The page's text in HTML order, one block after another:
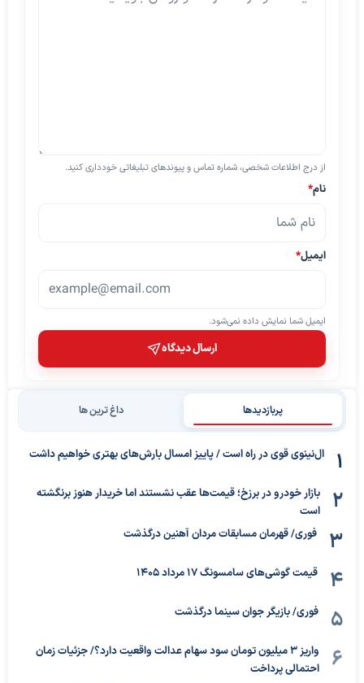
از درج اطلاعات شخصی، شماره تماس و پیوندهای تبلیغاتی خودداری کنید.
نام*
ایمیل*
ایمیل شما نمایش داده نمی‌شود.
ارسال دیدگاه
پربازدیدها داغ ترین ها
ال‌نینوی قوی در راه است / پاییز امسال بارش‌های بهتری خواهیم داشت
بازار خودرو در برزخ؛ قیمت‌ها عقب نشستند اما خریدار هنوز برنگشته
است
فوری/ قهرمان مسابقات مردان آهنین درگذشت
قیمت گوشی‌های سامسونگ 17 مرداد 1405
فوری/ بازیگر جوان سینما درگذشت
واریز ۳ میلیون تومان سود سهام عدالت واقعیت دارد؟/ جزئیات زمان
احتمالی پرداخت